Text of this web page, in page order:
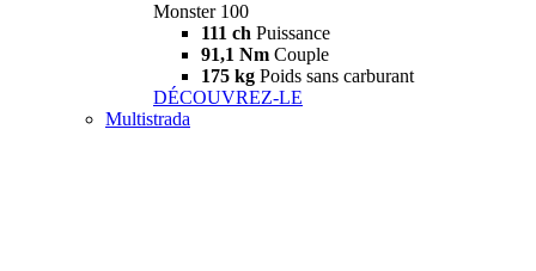
Monster 100
111 ch Puissance
91,1 Nm Couple
175 kg Poids sans carburant
DÉCOUVREZ-LE
Multistrada